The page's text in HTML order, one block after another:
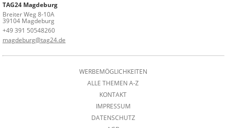
TAG24 Magdeburg
Breiter Weg 8-10A
39104 Magdeburg
+49 391 50548260
magdeburg@tag24.de
WERBEMÖGLICHKEITEN
ALLE THEMEN A-Z
KONTAKT
IMPRESSUM
DATENSCHUTZ